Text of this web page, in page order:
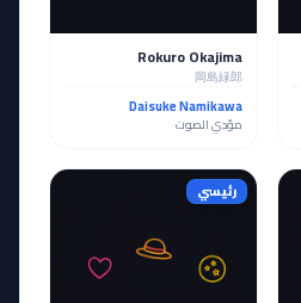
Rokuro Okajima
岡島緑郎
Daisuke Namikawa
مؤدي الصوت
رئيسي